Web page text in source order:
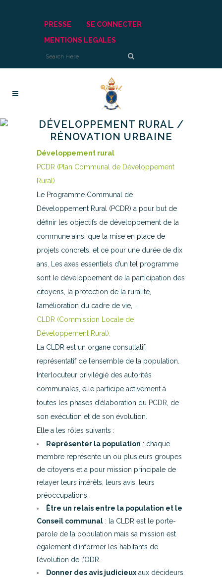
PRESSE
SE CONNECTER
MENTIONS LEGALES
DÉVELOPPEMENT RURAL /
RÉNOVATION URBAINE
Développement rural
PCDR (Plan Communal de Développement
Rural)
Le Programme Communal de
Développement Rural (PCDR) a pour but de
définir les objectifs de développement de la
commune ainsi que la mise en place de
projets concrets, et ce pour une durée de dix
ans. Les axes essentiels d’un tel programme
sont le développement de la participation des
citoyens, la protection de la ruralité,
l’amélioration du cadre de vie, …
CLDR (Commission Locale de
Développement Rural),
La CLDR est un organe consultatif,
représentatif de l’ensemble de la population.
Interlocuteur privilégié des autorités
communales, elle participe activement à
toutes les phases d’élaboration du PCDR, de
son exécution et de son évolution.
Elle a les rôles suivants :
Représenter la population : chaque
membre représente un ou plusieurs groupes
de citoyens et a pour mission principale de
relayer leurs intérêts, leurs avis, leurs
préoccupations.
Être un relais entre la population et le
Conseil communal : la CLDR est le porte-
parole de la population mais sa mission est
également d’informer les habitants de
l’évolution de l’ODR.
Donner des avis judicieux aux décideurs.